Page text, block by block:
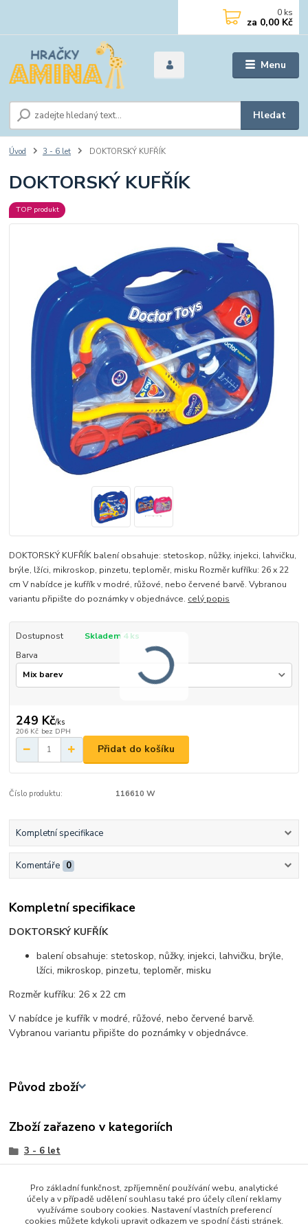
Menu
Hledat
0 ks
za 0,00 Kč
Úvod 3 - 6 let DOKTORSKÝ KUFŘÍK
DOKTORSKÝ KUFŘÍK
TOP produkt
DOKTORSKÝ KUFŘÍK balení obsahuje: stetoskop, nůžky, injekci, lahvičku,
brýle, lžíci, mikroskop, pinzetu, teploměr, misku Rozměr kufříku: 26 x 22
cm V nabídce je kufřík v modré, růžové, nebo červené barvě. Vybranou
variantu připište do poznámky v objednávce. celý popis
Dostupnost
Skladem 4 ks
Barva
249 Kč/ks
206 Kč bez DPH
Přidat do košíku
Číslo produktu: 116610 W
Kompletní specifikace
Komentáře 0
Kompletní specifikace
DOKTORSKÝ KUFŘÍK
balení obsahuje: stetoskop, nůžky, injekci, lahvičku, brýle,
lžíci, mikroskop, pinzetu, teploměr, misku
Rozměr kufříku: 26 x 22 cm
V nabídce je kufřík v modré, růžové, nebo červené barvě.
Vybranou variantu připište do poznámky v objednávce.
Původ zboží
Zboží zařazeno v kategoriích
3 - 6 let
Pro kluky
Ostatní
Pro základní funkčnost, zpříjemnění používání webu, analytické
účely a v případě udělení souhlasu také pro účely cílení reklamy
využíváme soubory cookies. Nastavení vlastních preferencí
cookies můžete kdykoli upravit odkazem ve spodní části stránek.